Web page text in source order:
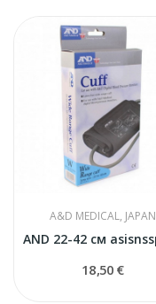
A&D MEDICAL, JAPAN
18,50 €